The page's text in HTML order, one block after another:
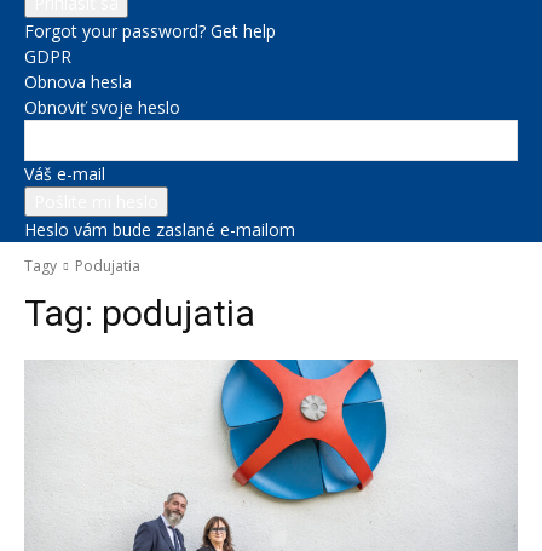
Forgot your password? Get help
GDPR
Obnova hesla
Obnoviť svoje heslo
Váš e-mail
Heslo vám bude zaslané e-mailom
Tagy Podujatia
Tag: podujatia